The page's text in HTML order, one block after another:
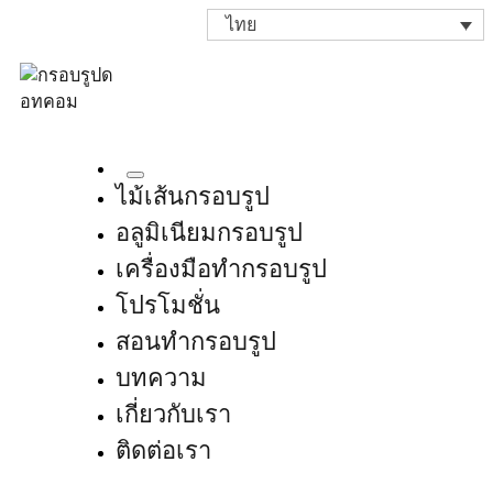
ไทย
ไม้เส้นกรอบรูป
อลูมิเนียมกรอบรูป
เครื่องมือทำกรอบรูป
โปรโมชั่น
สอนทำกรอบรูป
บทความ
เกี่ยวกับเรา
ติดต่อเรา